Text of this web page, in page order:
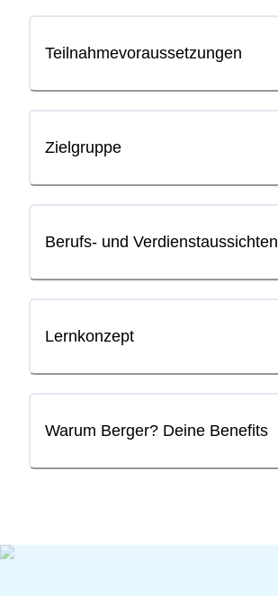
Teilnahmevoraussetzungen
Zielgruppe
Berufs- und Verdienstaussichten
Lernkonzept
Warum Berger? Deine Benefits